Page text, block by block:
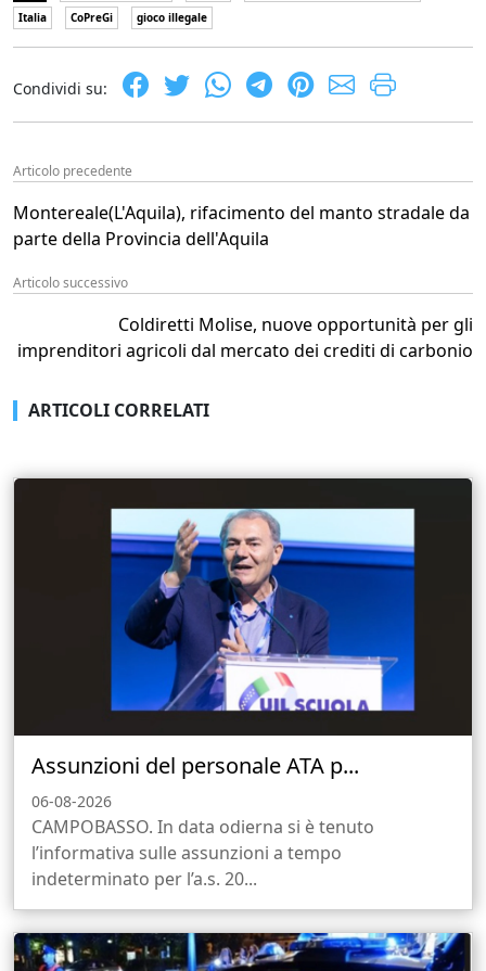
Italia
CoPreGi gioco illegale
Condividi su:
Articolo precedente
Montereale(L'Aquila), rifacimento del manto stradale da
parte della Provincia dell'Aquila
Articolo successivo
Coldiretti Molise, nuove opportunità per gli
imprenditori agricoli dal mercato dei crediti di carbonio
ARTICOLI CORRELATI
Assunzioni del personale ATA p...
06-08-2026
CAMPOBASSO. In data odierna si è tenuto
l’informativa sulle assunzioni a tempo
indeterminato per l’a.s. 20...